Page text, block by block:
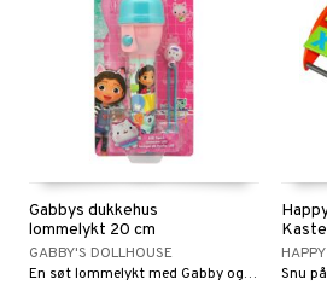
Gabbys dukkehus
lommelykt 20 cm
GABBY'S DOLLHOUSE
En søt lommelykt med Gabby og vennene hennes!